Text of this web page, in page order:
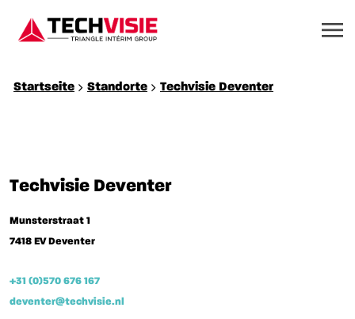
Startseite Standorte Techvisie Deventer
Techvisie Deventer
Munsterstraat 1
7418 EV Deventer
+31 (0)570 676 167
deventer@techvisie.nl